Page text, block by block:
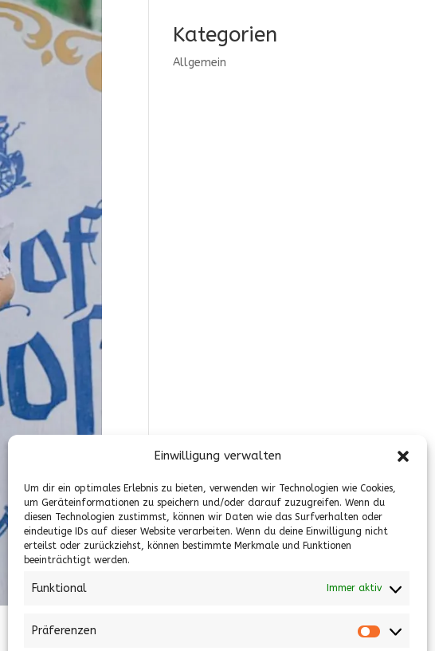
Einwilligung verwalten
Um dir ein optimales Erlebnis zu bieten, verwenden wir Technologien wie Cookies,
um Geräteinformationen zu speichern und/oder darauf zuzugreifen. Wenn du
diesen Technologien zustimmst, können wir Daten wie das Surfverhalten oder
eindeutige IDs auf dieser Website verarbeiten. Wenn du deine Einwilligung nicht
erteilst oder zurückziehst, können bestimmte Merkmale und Funktionen
beeinträchtigt werden.
Funktional Immer aktiv
Präferenzen
Kategorien
Allgemein